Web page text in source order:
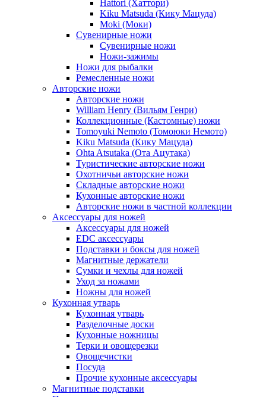
Hattori (Хаттори)
Kiku Matsuda (Кику Мацуда)
Moki (Моки)
Сувенирные ножи
Сувенирные ножи
Ножи-зажимы
Ножи для рыбалки
Ремесленные ножи
Авторские ножи
Авторские ножи
William Henry (Вильям Генри)
Коллекционные (Кастомные) ножи
Tomoyuki Nemoto (Томоюки Немото)
Kiku Matsuda (Кику Мацуда)
Ohta Atsutaka (Ота Ацутака)
Туристические авторские ножи
Охотничьи авторские ножи
Складные авторские ножи
Кухонные авторские ножи
Авторские ножи в частной коллекции
Аксессуары для ножей
Аксессуары для ножей
EDC аксессуары
Подставки и боксы для ножей
Магнитные держатели
Сумки и чехлы для ножей
Уход за ножами
Ножны для ножей
Кухонная утварь
Кухонная утварь
Разделочные доски
Кухонные ножницы
Терки и овощерезки
Овощечистки
Посуда
Прочие кухонные аксессуары
Магнитные подставки